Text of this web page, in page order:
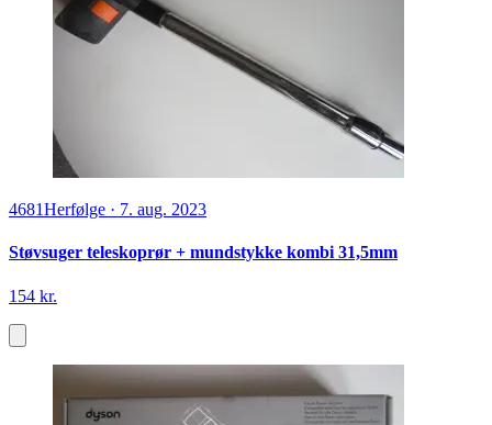
4681Herfølge · 7. aug. 2023
Støvsuger teleskoprør + mundstykke kombi 31,5mm
154 kr.